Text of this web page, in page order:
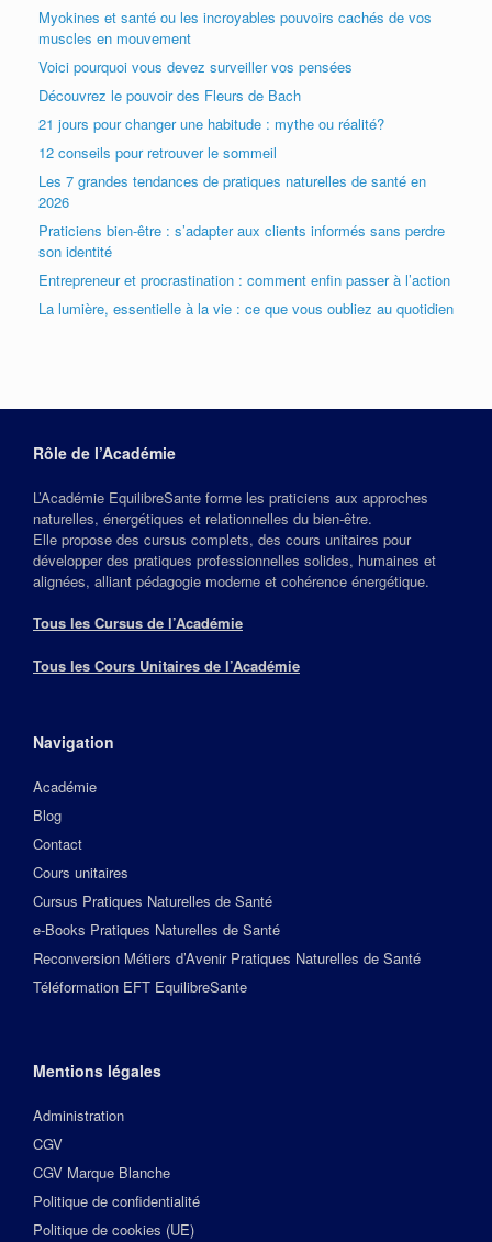
Myokines et santé ou les incroyables pouvoirs cachés de vos
muscles en mouvement
Voici pourquoi vous devez surveiller vos pensées
Découvrez le pouvoir des Fleurs de Bach
21 jours pour changer une habitude : mythe ou réalité?
12 conseils pour retrouver le sommeil
Les 7 grandes tendances de pratiques naturelles de santé en
2026
Praticiens bien-être : s’adapter aux clients informés sans perdre
son identité
Entrepreneur et procrastination : comment enfin passer à l’action
La lumière, essentielle à la vie : ce que vous oubliez au quotidien
Rôle de l’Académie
L’Académie EquilibreSante forme les praticiens aux approches
naturelles, énergétiques et relationnelles du bien‑être.
Elle propose des cursus complets, des cours unitaires pour
développer des pratiques professionnelles solides, humaines et
alignées, alliant pédagogie moderne et cohérence énergétique.
Tous les Cursus de l’Académie
Tous les Cours Unitaires de l’Académie
Navigation
Académie
Blog
Contact
Cours unitaires
Cursus Pratiques Naturelles de Santé
e-Books Pratiques Naturelles de Santé
Reconversion Métiers d’Avenir Pratiques Naturelles de Santé
Téléformation EFT EquilibreSante
Mentions légales
Administration
CGV
CGV Marque Blanche
Politique de confidentialité
Politique de cookies (UE)